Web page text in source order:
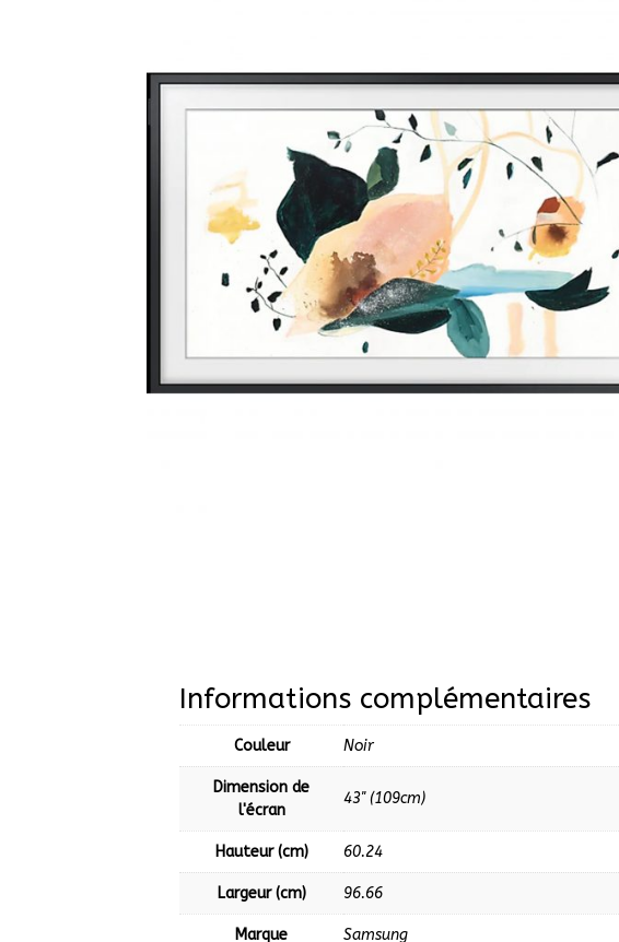
Informations complémentaires
Couleur Noir
Dimension de
l'écran
43'' (109cm)
Hauteur (cm) 60.24
Largeur (cm) 96.66
Marque Samsung